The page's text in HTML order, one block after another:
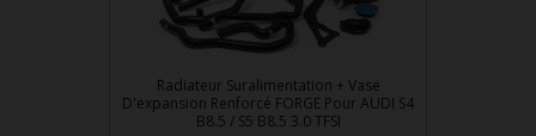
Radiateur Suralimentation + Vase
D'expansion Renforcé FORGE Pour AUDI S4
B8.5 / S5 B8.5 3.0 TFSI